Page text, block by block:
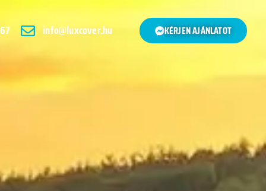
info@luxcover.hu KÉRJEN AJÁNLATOT